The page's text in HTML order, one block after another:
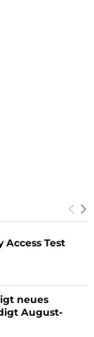
Test
neues
August-